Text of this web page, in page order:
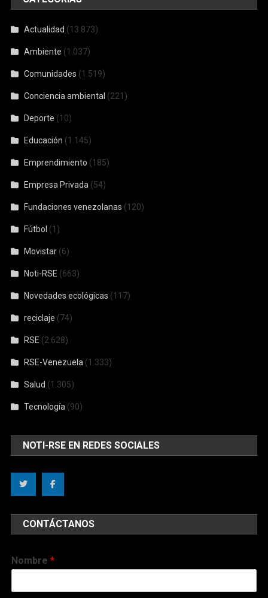
Actualidad (13.873)
Ambiente (1.037)
Comunidades (1.519)
Conciencia ambiental (221)
Deporte (10)
Educación (1.145)
Emprendimiento (185)
Empresa Privada (54)
Fundaciones venezolanas (120)
Fútbol (1)
Movistar (6)
Noti-RSE (663)
Novedades ecológicas (117)
reciclaje (74)
RSE (2.628)
RSE-Venezuela (1.333)
Salud (1.305)
Tecnología (90)
NOTI-RSE EN REDES SOCIALES
CONTÁCTANOS
Nombre*